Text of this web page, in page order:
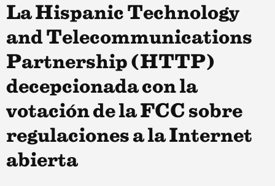
La Hispanic Technology
and Telecommunications
Partnership (HTTP)
decepcionada con la
votación de la FCC sobre
regulaciones a la Internet
abierta